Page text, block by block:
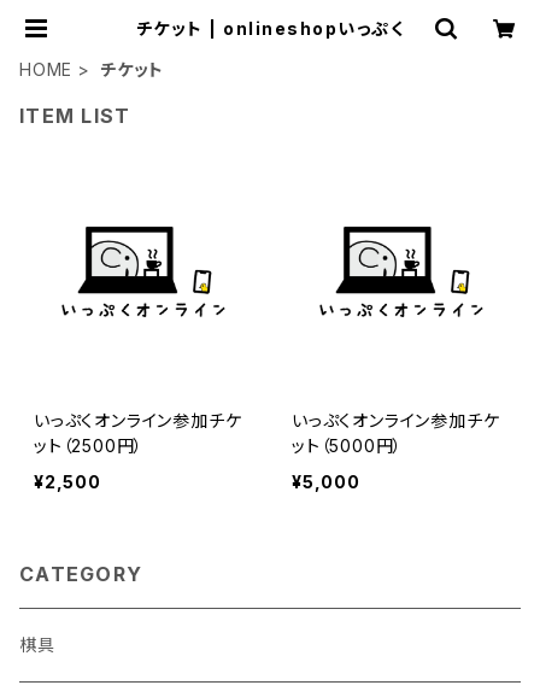
チケット | onlineshopいっぷく
HOME
チケット
ITEM LIST
いっぷくオンライン参加チケ
ット（2500円）
¥2,500
いっぷくオンライン参加チケ
ット（5000円）
¥5,000
CATEGORY
棋具